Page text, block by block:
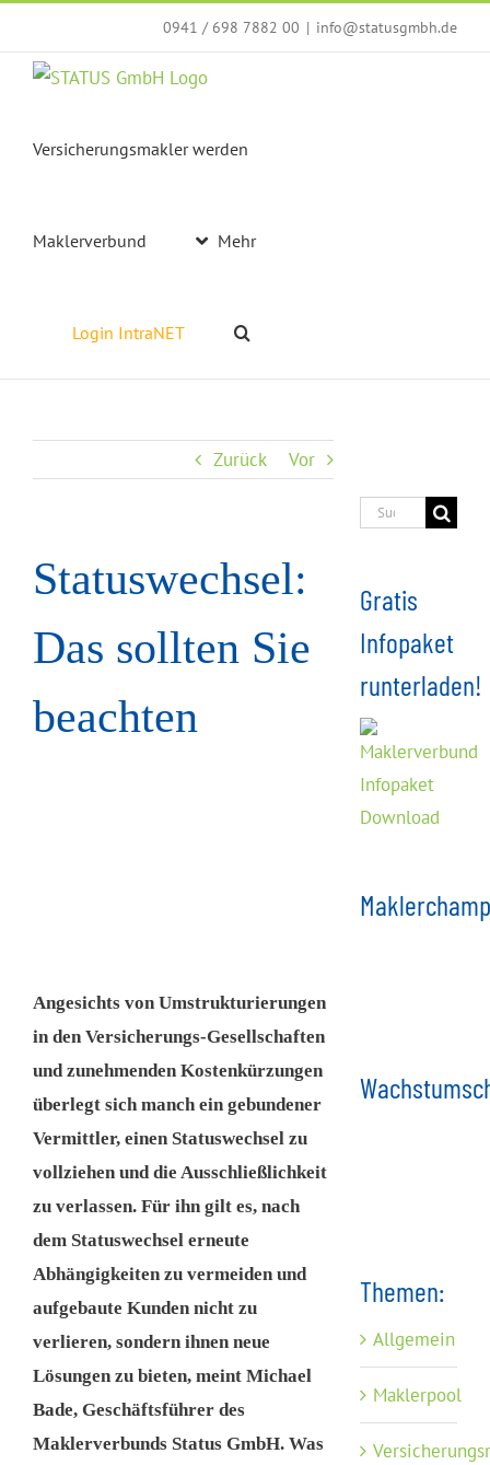
Inhalt
springen
0941 / 698 7882 00 | info@statusgmbh.de
Versicherungsmakler werden
Maklerverbund Mehr
Login IntraNET
Zurück Vor
Statuswechsel:
Das sollten Sie
beachten
Angesichts von Umstrukturierungen
in den Versicherungs-Gesellschaften
und zunehmenden Kostenkürzungen
überlegt sich manch ein gebundener
Vermittler, einen Statuswechsel zu
vollziehen und die Ausschließlichkeit
zu verlassen. Für ihn gilt es, nach
dem Statuswechsel erneute
Abhängigkeiten zu vermeiden und
aufgebaute Kunden nicht zu
verlieren, sondern ihnen neue
Lösungen zu bieten, meint Michael
Bade, Geschäftsführer des
Maklerverbunds Status GmbH. Was
Suche
Gratis
Infopaket
runterladen!
Themen:
Allgemein
Maklerpool